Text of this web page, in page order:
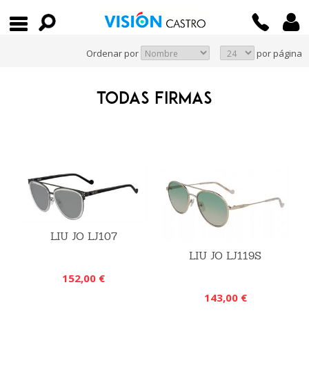
Ordenar por por página
TODAS FIRMAS
LIU JO LJ107
152,00 €
LIU JO LJ119S
143,00 €